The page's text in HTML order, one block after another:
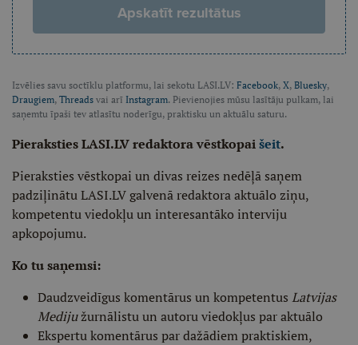
Apskatīt rezultātus
Izvēlies savu soctīklu platformu, lai sekotu LASI.LV: Facebook, X, Bluesky,
Draugiem, Threads vai arī Instagram. Pievienojies mūsu lasītāju pulkam, lai
saņemtu īpaši tev atlasītu noderīgu, praktisku un aktuālu saturu.
Pieraksties LASI.LV redaktora vēstkopaišeit.
Pieraksties vēstkopai un divas reizes nedēļā saņem
padziļinātu LASI.LV galvenā redaktora aktuālo ziņu,
kompetentu viedokļu un interesantāko interviju
apkopojumu.
Ko tu saņemsi:
Daudzveidīgus komentārus un kompetentus Latvijas
Medijužurnālistu un autoru viedokļus par aktuālo
Ekspertu komentārus par dažādiem praktiskiem,